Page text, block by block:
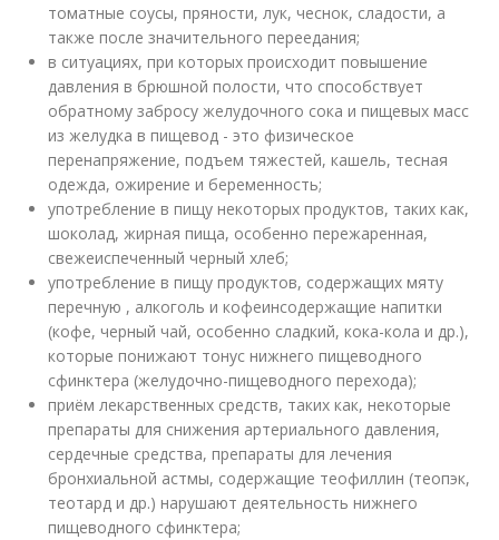
томатные соусы, пряности, лук, чеснок, сладости, а
также после значительного переедания;
в ситуациях, при которых происходит повышение
давления в брюшной полости, что способствует
обратному забросу желудочного сока и пищевых масс
из желудка в пищевод - это физическое
перенапряжение, подъем тяжестей, кашель, тесная
одежда, ожирение и беременность;
употребление в пищу некоторых продуктов, таких как,
шоколад, жирная пища, особенно пережаренная,
свежеиспеченный черный хлеб;
употребление в пищу продуктов, содержащих мяту
перечную , алкоголь и кофеинсодержащие напитки
(кофе, черный чай, особенно сладкий, кока-кола и др.),
которые понижают тонус нижнего пищеводного
сфинктера (желудочно-пищеводного перехода);
приём лекарственных средств, таких как, некоторые
препараты для снижения артериального давления,
сердечные средства, препараты для лечения
бронхиальной астмы, содержащие теофиллин (теопэк,
теотард и др.) нарушают деятельность нижнего
пищеводного сфинктера;